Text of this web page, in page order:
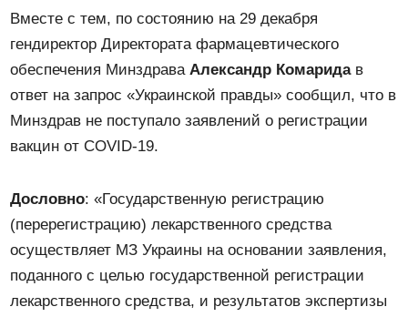
Вместе с тем, по состоянию на 29 декабря
гендиректор Директората фармацевтического
обеспечения МинздраваАлександр Комаридав
ответ на запрос «Украинской правды» сообщил, что в
Минздрав не поступало заявлений о регистрации
вакцин от COVID-19.
Дословно: «Государственную регистрацию
(перерегистрацию) лекарственного средства
осуществляет МЗ Украины на основании заявления,
поданного с целью государственной регистрации
лекарственного средства, и результатов экспертизы